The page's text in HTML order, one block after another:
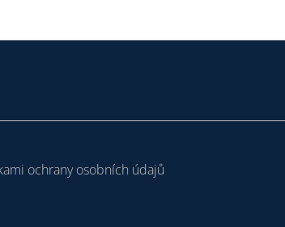
ochrany osobních údajů